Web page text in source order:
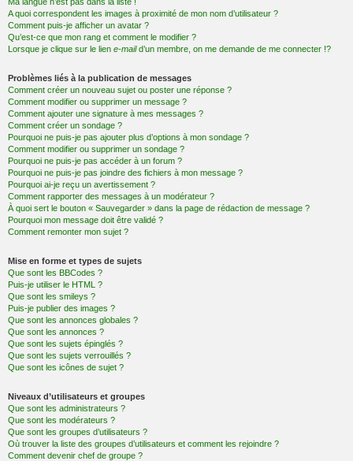
A quoi correspondent les images à proximité de mon nom d’utilisateur ?
Comment puis-je afficher un avatar ?
Qu’est-ce que mon rang et comment le modifier ?
Lorsque je clique sur le lien e-maild’un membre, on me demande de me connecter !?
Problèmes liés à la publication de messages
Comment créer un nouveau sujet ou poster une réponse ?
Comment modifier ou supprimer un message ?
Comment ajouter une signature à mes messages ?
Comment créer un sondage ?
Pourquoi ne puis-je pas ajouter plus d’options à mon sondage ?
Comment modifier ou supprimer un sondage ?
Pourquoi ne puis-je pas accéder à un forum ?
Pourquoi ne puis-je pas joindre des fichiers à mon message ?
Pourquoi ai-je reçu un avertissement ?
Comment rapporter des messages à un modérateur ?
À quoi sert le bouton « Sauvegarder » dans la page de rédaction de message ?
Pourquoi mon message doit être validé ?
Comment remonter mon sujet ?
Mise en forme et types de sujets
Que sont les BBCodes ?
Puis-je utiliser le HTML ?
Que sont les smileys ?
Puis-je publier des images ?
Que sont les annonces globales ?
Que sont les annonces ?
Que sont les sujets épinglés ?
Que sont les sujets verrouillés ?
Que sont les icônes de sujet ?
Niveaux d’utilisateurs et groupes
Que sont les administrateurs ?
Que sont les modérateurs ?
Que sont les groupes d’utilisateurs ?
Où trouver la liste des groupes d’utilisateurs et comment les rejoindre ?
Comment devenir chef de groupe ?